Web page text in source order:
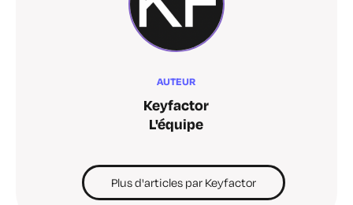
AUTEUR
Keyfactor
L'équipe
Plus d'articles par Keyfactor